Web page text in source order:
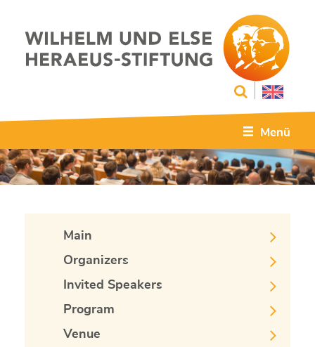
Menü
Main
Organizers
Invited Speakers
Program
Venue